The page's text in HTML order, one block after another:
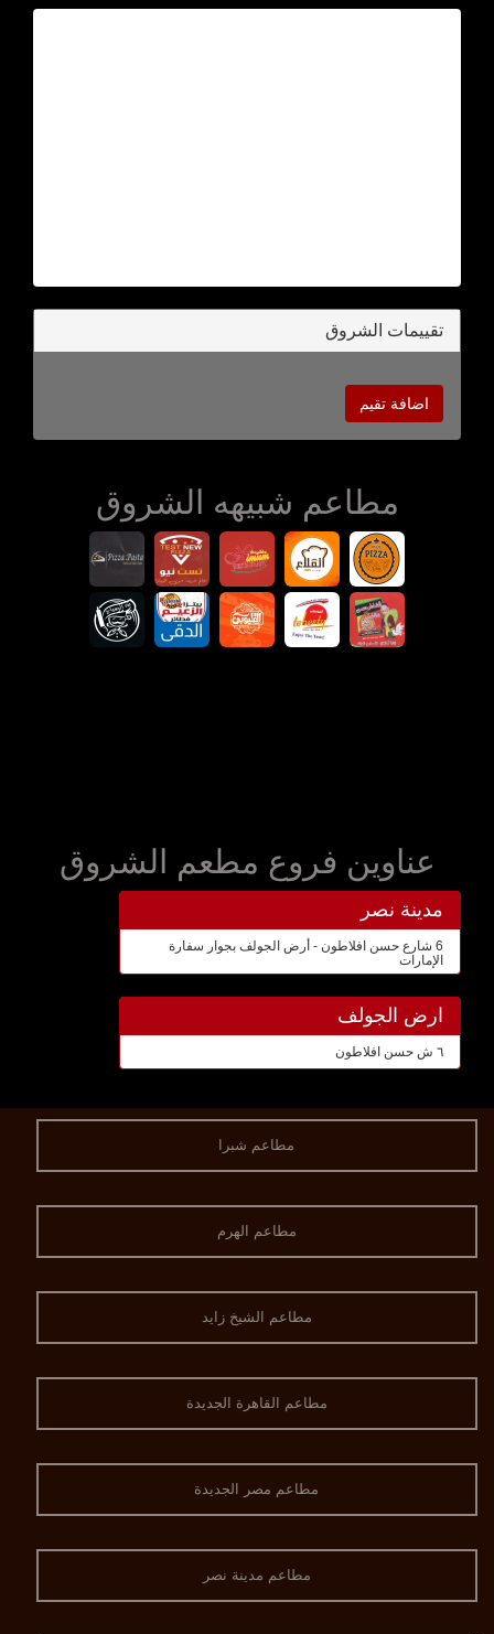
تقييمات الشروق
اضافة تقيم
مطاعم شبيهه الشروق
عناوين فروع مطعم الشروق
مدينة نصر
6 شارع حسن افلاطون - أرض الجولف بجوار سفارة
الإمارات
ارض الجولف
٦ ش حسن افلاطون
مطاعم شبرا
مطاعم الهرم
مطاعم الشيخ زايد
مطاعم القاهرة الجديدة
مطاعم مصر الجديدة
مطاعم مدينة نصر